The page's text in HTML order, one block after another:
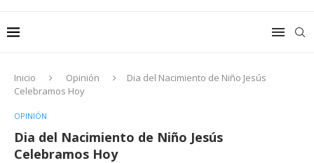
Inicio Opinión
Dia del Nacimiento de Niño Jesús
Celebramos Hoy
OPINIÓN
Dia del Nacimiento de Niño Jesús
Celebramos Hoy